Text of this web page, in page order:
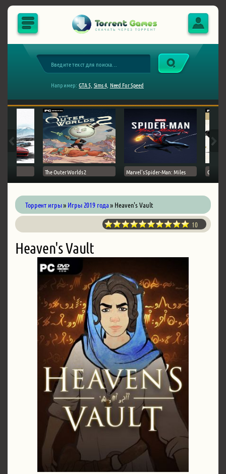
Например: GTA 5, Sims 4, Need For Speed
The Outer Worlds 2 Marvel's Spider-Man: Miles Ghost
Торрент игры» Игры 2019 года» Heaven's Vault
10
Heaven's Vault